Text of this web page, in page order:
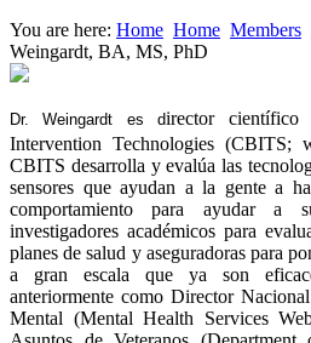
You are here: Home Home Members
Weingardt, BA, MS, PhD
Dr. Weingardt es director
Intervention Technologies (CBITS;
CBITS desarrolla y evalúa las
sensores que ayudan a la gente a
comportamiento para ayudar a
investigadores académicos para
planes de salud y aseguradoras para
a gran escala que ya son
anteriormente como Director
Mental (Mental Health Services